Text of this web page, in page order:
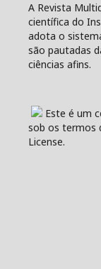
A Revista
científica do
adota o
são pautadas
ciências afins.
Este é um
sob os termos
License.